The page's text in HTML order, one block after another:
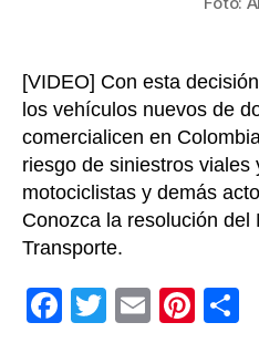
[VIDEO] Con esta
los vehículos nuevos de
comercialicen en
riesgo de siniestros viales
motociclistas y demás
Conozca la resolución del
Transporte.
F
T
E
Pi